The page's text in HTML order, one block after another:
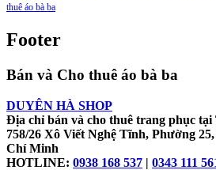
thuê áo bà ba
Footer
Bán và Cho thuê áo bà ba
DUYÊN HÀ SHOP
Địa chỉ bán và cho thuê trang phục
758/26 Xô Viết Nghệ Tĩnh, Phường
Chí Minh
HOTLINE: 0938 168 537 | 0343 111